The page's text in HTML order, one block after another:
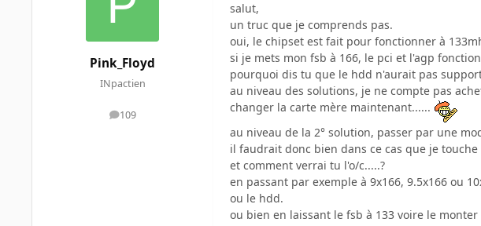
Pink_Floyd
INpactien
109
messages
salut,
un truc que je comprends pas.
oui, le chipset est fait pour fonctionner à
si je mets mon fsb à 166, le pci et l'agp
pourquoi dis tu que le hdd n'aurait pas
au niveau des solutions, je ne compte pas
changer la carte mère maintenant......
au niveau de la 2° solution, passer par une
il faudrait donc bien dans ce cas que je
et comment verrai tu l'o/c.....?
en passant par exemple à 9x166, 9.5x166 ou
ou le hdd.
ou bien en laissant le fsb à 133 voire le